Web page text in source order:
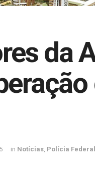
da
in Notícias, Polícia Federal